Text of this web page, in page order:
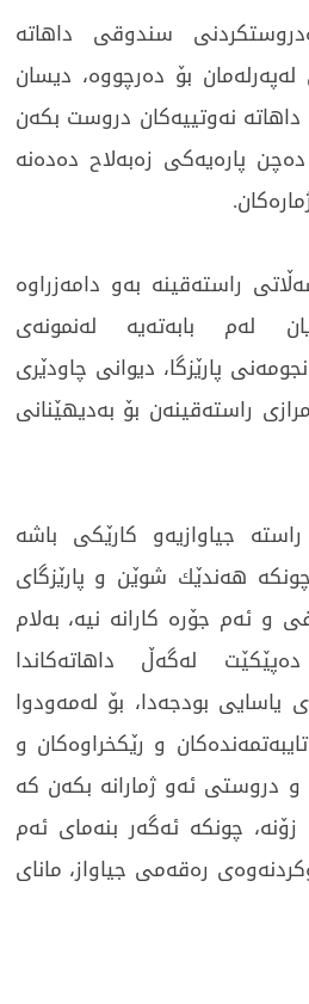
سندوقی داهاتە
لەپەرلەمان بۆ دەرچووە، دیسان
نەوتییەكان دروست بكەن
پارەیەكی زەبەلاح دەدەنە
راستەقینە بەو دامەزراوە
لەم بابەتەیە لەنمونەی
پارێزگا، دیوانی چاودێری
راستەقینەن بۆ بەدیهێنانی
جیاوازیەو كارێكی باشە
هەندێك شوێن و پارێزگای
و ئەم جۆرە كارانە نیە، بەلام
لەگەڵ داهاتەكاندا
یاسایی بودجەدا، بۆ لەمەودوا
و رێكخراوەكان و
و دروستی ئەو ژمارانە بكەن كە
چونکە ئەگەر بنەماى ئەم
رەقەمى جیاواز، مانای